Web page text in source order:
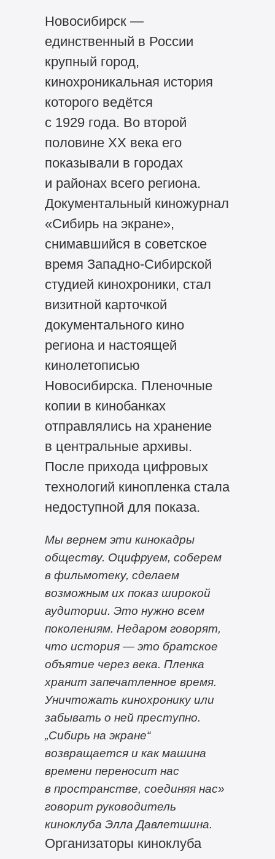
Новосибирск —
единственный в России
крупный город,
кинохроникальная история
которого ведётся
с 1929 года. Во второй
половине ХХ века его
показывали в городах
и районах всего региона.
Документальный киножурнал
«Сибирь на экране»,
снимавшийся в советское
время Западно-Сибирской
студией кинохроники, стал
визитной карточкой
документального кино
региона и настоящей
кинолетописью
Новосибирска. Пленочные
копии в кинобанках
отправлялись на хранение
в центральные архивы.
После прихода цифровых
технологий кинопленка стала
недоступной для показа.
Мы вернем эти кинокадры
обществу. Оцифруем, соберем
в фильмотеку, сделаем
возможным их показ широкой
аудитории. Это нужно всем
поколениям. Недаром говорят,
что история — это братское
объятие через века. Пленка
хранит запечатленное время.
Уничтожать кинохронику или
забывать о ней преступно.
„Сибирь на экране“
возвращается и как машина
времени переносит нас
в пространстве, соединяя нас»
говорит руководитель
киноклуба Элла Давлетшина.
Организаторы киноклуба